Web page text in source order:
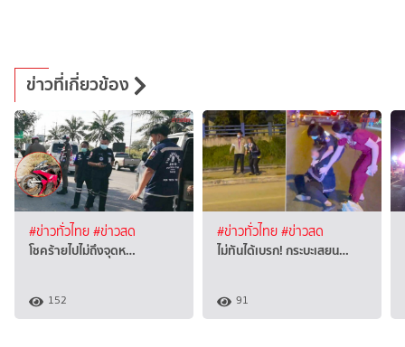
ข่าวที่เกี่ยวข้อง
#ข่าวทั่วไทย#ข่าวสด
โชคร้ายไปไม่ถึงจุดห…
152
#ข่าวทั่วไทย#ข่าวสด
ไม่ทันได้เบรก! กระบะเสยน…
91